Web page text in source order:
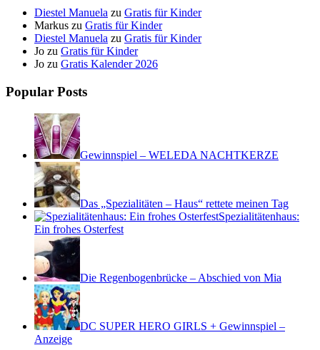
Diestel Manuela zu Gratis für Kinder
Markus zu Gratis für Kinder
Diestel Manuela zu Gratis für Kinder
Jo zu Gratis für Kinder
Jo zu Gratis Kalender 2026
Popular Posts
Gewinnspiel – WELEDA NACHTKERZE
Das „Spezialitäten – Haus“ rettete meinen Tag
Spezialitätenhaus:
Ein frohes Osterfest
Die Regenbogenbrücke – Abschied von Mia
DC SUPER HERO GIRLS + Gewinnspiel –
Anzeige